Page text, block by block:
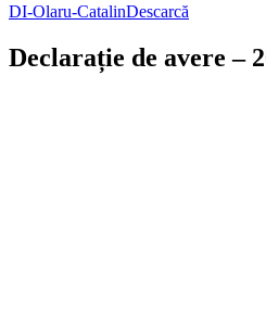
DI-Olaru-CatalinDescarcă
Declarație de avere –